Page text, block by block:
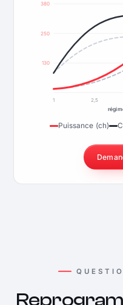
130
250
380
1 2,5
Puissance (ch)